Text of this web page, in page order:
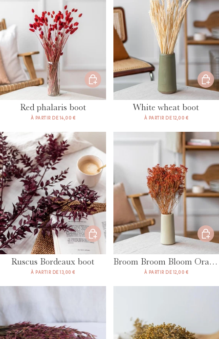
Red phalaris boot
À PARTIR DE 14,00 €
White wheat boot
À PARTIR DE 12,00 €
Ruscus Bordeaux boot
À PARTIR DE 13,00 €
Broom Broom Bloom Orange
À PARTIR DE 12,00 €